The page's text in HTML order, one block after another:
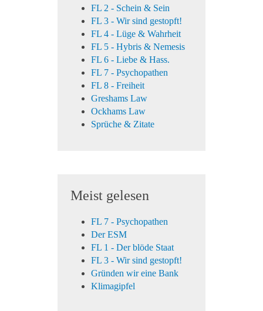
FL 2 - Schein & Sein
FL 3 - Wir sind gestopft!
FL 4 - Lüge & Wahrheit
FL 5 - Hybris & Nemesis
FL 6 - Liebe & Hass.
FL 7 - Psychopathen
FL 8 - Freiheit
Greshams Law
Ockhams Law
Sprüche & Zitate
Meist gelesen
FL 7 - Psychopathen
Der ESM
FL 1 - Der blöde Staat
FL 3 - Wir sind gestopft!
Gründen wir eine Bank
Klimagipfel